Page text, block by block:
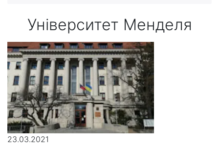
Університет Менделя
23.03.2021